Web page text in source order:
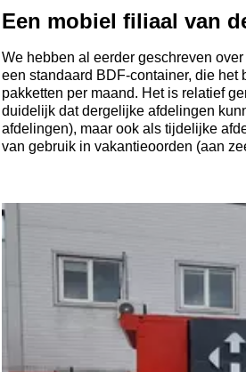
Een mobiel filiaal van
We hebben al eerder geschreven
een standaard BDF-container, die
pakketten per maand. Het is relatief
duidelijk dat dergelijke afdelingen
afdelingen), maar ook als tijdelijke
van gebruik in vakantieoorden (aan